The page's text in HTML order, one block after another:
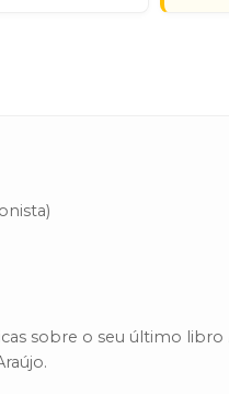
sobre o seu último libro